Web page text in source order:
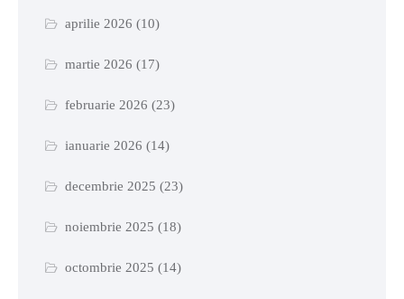
aprilie 2026 (10)
martie 2026 (17)
februarie 2026 (23)
ianuarie 2026 (14)
decembrie 2025 (23)
noiembrie 2025 (18)
octombrie 2025 (14)